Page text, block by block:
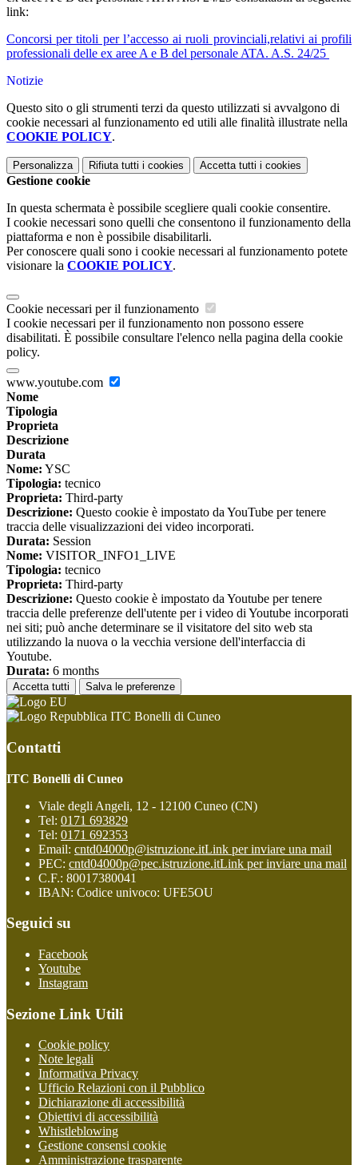
link:
Concorsi per titoli per l’accesso ai ruoli provinciali,relativi ai profili
professionali delle ex aree A e B del personale ATA. A.S. 24/25
Notizie
Questo sito o gli strumenti terzi da questo utilizzati si avvalgono di
cookie necessari al funzionamento ed utili alle finalità illustrate nella
COOKIE POLICY.
Personalizza Rifiuta tutti i cookies Accetta tutti i cookies
Gestione cookie
In questa schermata è possibile scegliere quali cookie consentire.
I cookie necessari sono quelli che consentono il funzionamento della
piattaforma e non è possibile disabilitarli.
Per conoscere quali sono i cookie necessari al funzionamento potete
visionare la COOKIE POLICY.
Cookie necessari per il funzionamento
I cookie necessari per il funzionamento non possono essere
disabilitati. È possibile consultare l'elenco nella pagina della cookie
policy.
www.youtube.com
Nome
Tipologia
Proprieta
Descrizione
Durata
Nome: YSC
Tipologia: tecnico
Proprieta: Third-party
Descrizione: Questo cookie è impostato da YouTube per tenere
traccia delle visualizzazioni dei video incorporati.
Durata: Session
Nome: VISITOR_INFO1_LIVE
Tipologia: tecnico
Proprieta: Third-party
Descrizione: Questo cookie è impostato da Youtube per tenere
traccia delle preferenze dell'utente per i video di Youtube incorporati
nei siti; può anche determinare se il visitatore del sito web sta
utilizzando la nuova o la vecchia versione dell'interfaccia di
Youtube.
Durata: 6 months
Accetta tutti Salva le preferenze
ITC Bonelli di Cuneo
Contatti
ITC Bonelli di Cuneo
Viale degli Angeli, 12 - 12100 Cuneo (CN)
Tel: 0171 693829
Tel: 0171 692353
Email: cntd04000p@istruzione.itLink per inviare una mail
PEC: cntd04000p@pec.istruzione.itLink per inviare una mail
C.F.: 80017380041
IBAN: Codice univoco: UFE5OU
Seguici su
Facebook
Youtube
Instagram
Sezione Link Utili
Cookie policy
Note legali
Informativa Privacy
Ufficio Relazioni con il Pubblico
Dichiarazione di accessibilità
Obiettivi di accessibilità
Whistleblowing
Gestione consensi cookie
Amministrazione trasparente